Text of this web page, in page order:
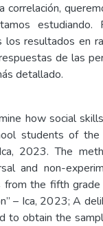
correlación,
estudiando.
los resultados en
de las
detallado.
how social
students of the
2023. The
and non-
the fifth grade
– Ica, 2023; A
to obtain the